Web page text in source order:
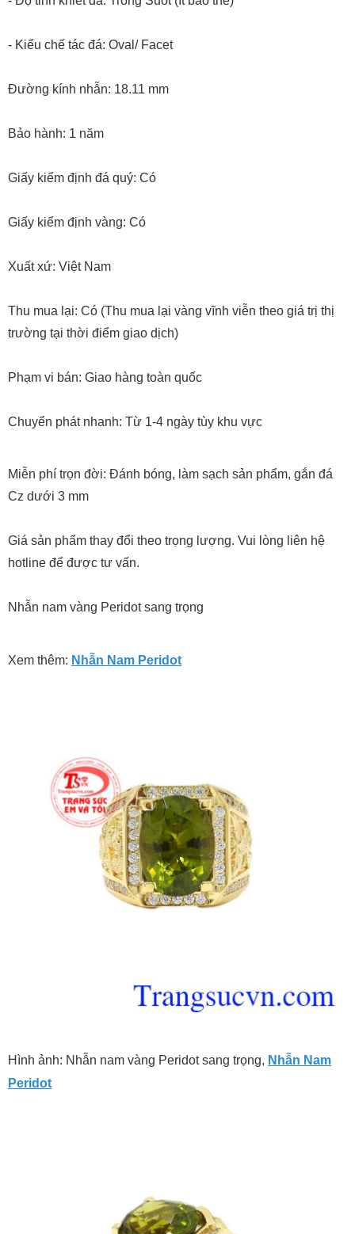
- Kiểu chế tác đá: Oval/ Facet
Đường kính nhẫn: 18.11 mm
Bảo hành: 1 năm
Giấy kiểm định đá quý: Có
Giấy kiểm định vàng: Có
Xuất xứ: Việt Nam
Thu mua lại: Có (Thu mua lại vàng vĩnh viễn theo giá trị thị
trường tại thời điểm giao dịch)
Phạm vi bán: Giao hàng toàn quốc
Chuyển phát nhanh: Từ 1-4 ngày tùy khu vực
Miễn phí trọn đời: Đánh bóng, làm sạch sản phẩm, gắn đá
Cz dưới 3 mm
Giá sản phẩm thay đổi theo trọng lượng. Vui lòng liên hệ
hotline để được tư vấn.
Nhẫn nam vàng Peridot sang trọng
Xem thêm: Nhẫn Nam Peridot
Hình ảnh: Nhẫn nam vàng Peridot sang trọng, Nhẫn Nam
Peridot